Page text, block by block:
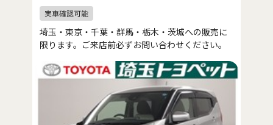
埼玉・東京・千葉・群馬・栃木・茨城への販売に
限ります。ご来店前必ずお問い合わせください。